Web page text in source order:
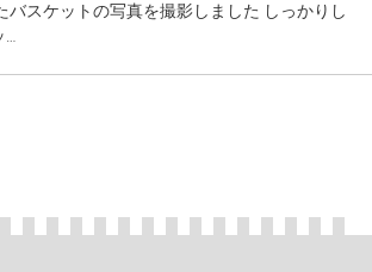
バスケットの写真を撮影しました しっかりし
…